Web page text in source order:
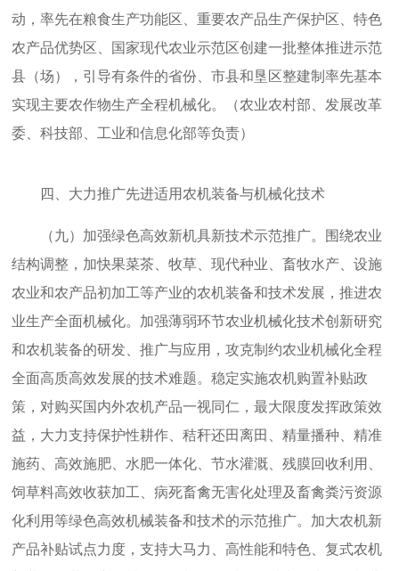
动，率先在粮食生产功能区、重要农产品生产保护区、特色
农产品优势区、国家现代农业示范区创建一批整体推进示范
县（场），引导有条件的省份、市县和垦区整建制率先基本
实现主要农作物生产全程机械化。（农业农村部、发展改革
委、科技部、工业和信息化部等负责）
四、大力推广先进适用农机装备与机械化技术
（九）加强绿色高效新机具新技术示范推广。围绕农业
结构调整，加快果菜茶、牧草、现代种业、畜牧水产、设施
农业和农产品初加工等产业的农机装备和技术发展，推进农
业生产全面机械化。加强薄弱环节农业机械化技术创新研究
和农机装备的研发、推广与应用，攻克制约农业机械化全程
全面高质高效发展的技术难题。稳定实施农机购置补贴政
策，对购买国内外农机产品一视同仁，最大限度发挥政策效
益，大力支持保护性耕作、秸秆还田离田、精量播种、精准
施药、高效施肥、水肥一体化、节水灌溉、残膜回收利用、
饲草料高效收获加工、病死畜禽无害化处理及畜禽粪污资源
化利用等绿色高效机械装备和技术的示范推广。加大农机新
产品补贴试点力度，支持大马力、高性能和特色、复式农机